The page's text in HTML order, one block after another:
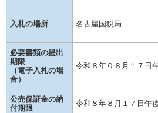
入札の場所 名古屋国税局
必要書類の提出
期限
（電子入札の場
合）
令和８年０８月１７日
公売保証金の納
付期限
令和８年８月１７日午